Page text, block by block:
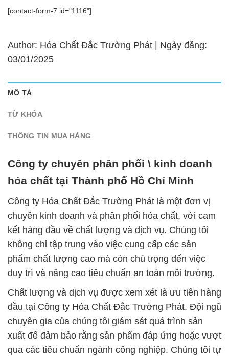
[contact-form-7 id="1116"]
Author: Hóa Chất Đắc Trường Phát | Ngày đăng:
03/01/2025
MÔ TẢ
TỪ KHÓA
THÔNG TIN MUA HÀNG
Công ty chuyên phân phối \ kinh doanh
hóa chất tại Thành phố Hồ Chí Minh
Công ty Hóa Chất Đắc Trường Phát là một đơn vị
chuyên kinh doanh và phân phối hóa chất, với cam
kết hàng đầu về chất lượng và dịch vụ. Chúng tôi
không chỉ tập trung vào việc cung cấp các sản
phẩm chất lượng cao mà còn chú trọng đến việc
duy trì và nâng cao tiêu chuẩn an toàn môi trường.
Chất lượng và dịch vụ được xem xét là ưu tiên hàng
đầu tại Công ty Hóa Chất Đắc Trường Phát. Đội ngũ
chuyên gia của chúng tôi giám sát quá trình sản
xuất để đảm bảo rằng sản phẩm đáp ứng hoặc vượt
qua các tiêu chuẩn ngành công nghiệp. Chúng tôi tự